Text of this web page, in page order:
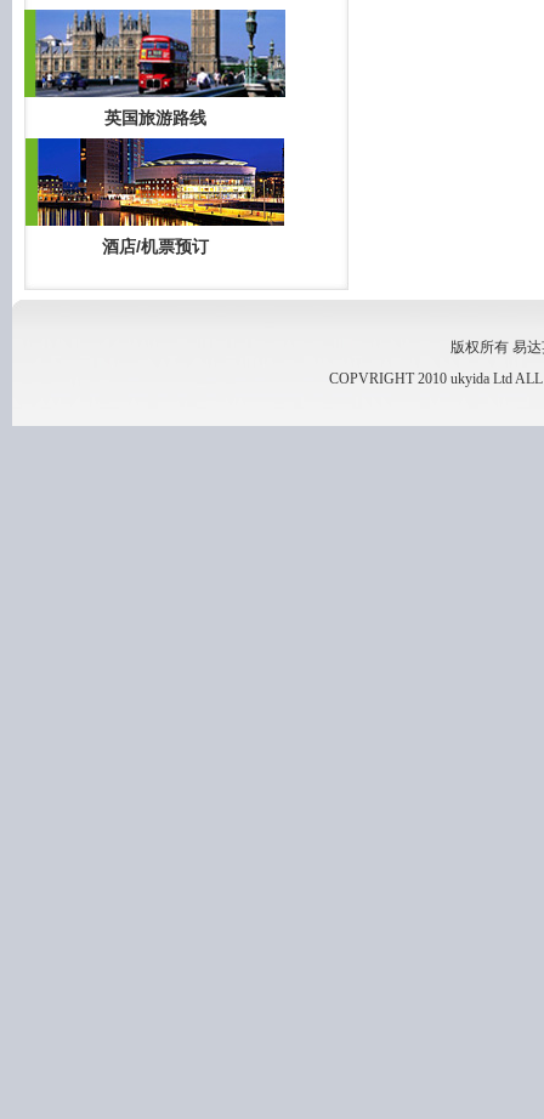
英国旅游路线
酒店/机票预订
版权所有 易
COPVRIGHT 2010 ukyida Ltd